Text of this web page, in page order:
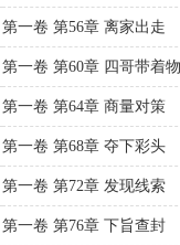
第一卷 第56章 离家出走
第一卷 第60章 四哥带着
第一卷 第64章 商量对策
第一卷 第68章 夺下彩头
第一卷 第72章 发现线索
第一卷 第76章 下旨查封